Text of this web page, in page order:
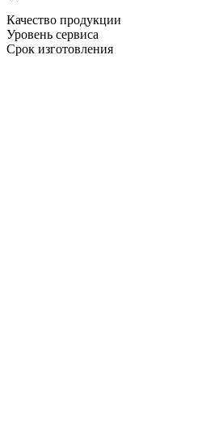
Качество продукции
Уровень сервиса
Срок изготовления